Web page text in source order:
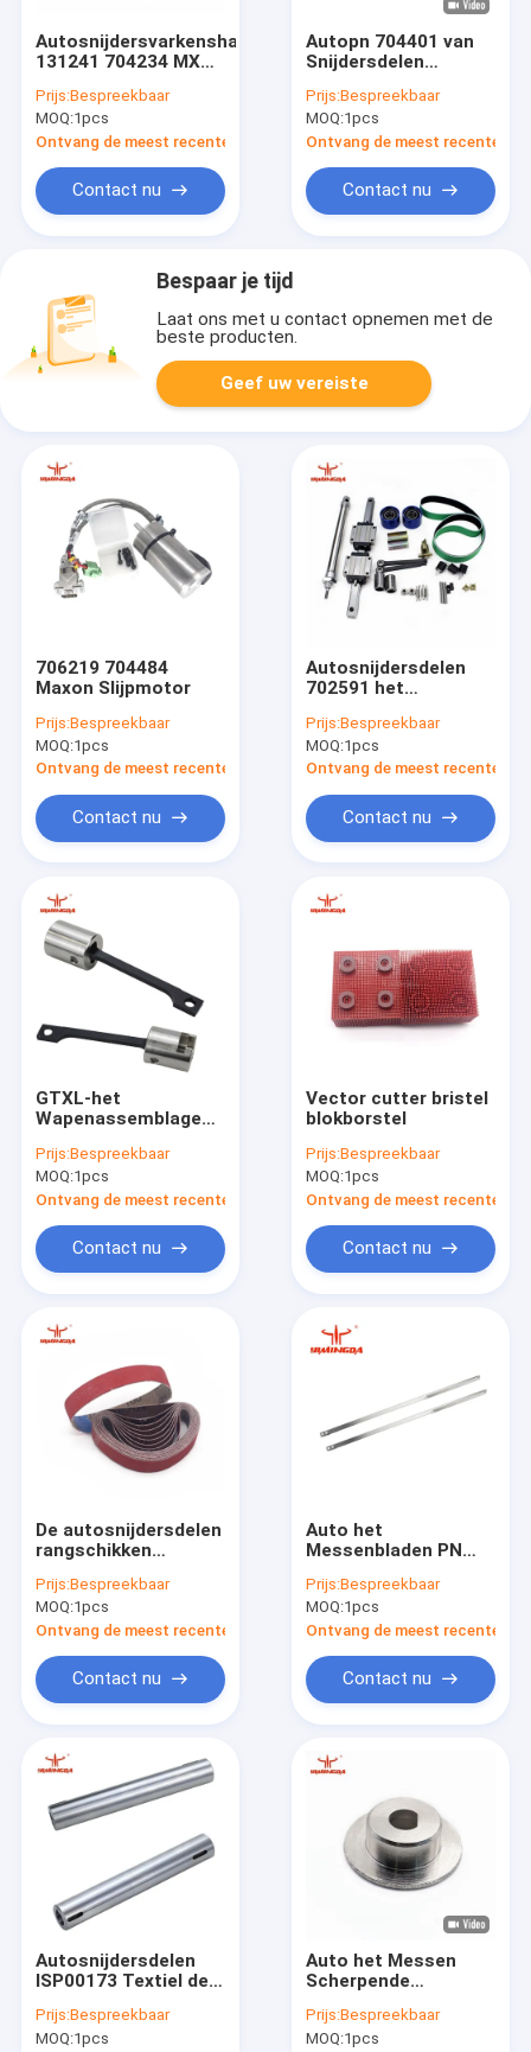
Thuis
Producten
Fabriekstocht
Kwaliteitscontrole
Nieuws
Gevallen
Autosnijdersdelen
De vector IX Delen van Q80 M88 MH8
De Delen van VT2500 VT5000 VT7000
Vervangstukken voor Bullmer
Autosnijdersvarkenshaar
131241 704234 MX
Blokborstel van het
Snijdersvarkenshaar
het Nylon
Prijs:Bespreekbaar
MOQ:1pcs
Ontvang de meest recente Prijs
Contact nu
Autopn 704401 van
Snijdersdelen
de Vector IX Delen
van Q80 M88 MH8
Prijs:Bespreekbaar
MOQ:1pcs
Ontvang de meest recente
Contact nu
Bespaar je tijd
Laat ons met u contact opnemen met de
beste producten.
Geef uw vereiste
706219 704484
Maxon Slijpmotor
Prijs:Bespreekbaar
MOQ:1pcs
Ontvang de meest recente Prijs
Contact nu
Autosnijdersdelen
702591 het
Cutting Machine
Parts van 2000H
VT50FA 2X7 VT5000
Prijs:Bespreekbaar
MOQ:1pcs
Ontvang de meest recente
Contact nu
GTXL-het
Wapenassemblage
Schuifschakelaar,
85971000
Textielvervangstukken
Prijs:Bespreekbaar
MOQ:1pcs
Ontvang de meest recente Prijs
Contact nu
Vector cutter bristel
blokborstel
Prijs:Bespreekbaar
MOQ:1pcs
Ontvang de meest recente
Contact nu
De autosnijdersdelen
rangschikken
P80
Snijmachinedelen die
Riem scherpen
Prijs:Bespreekbaar
MOQ:1pcs
Ontvang de meest recente Prijs
Contact nu
Auto het
Messenbladen PN
van het Snijdersmes
VT7000
Prijs:Bespreekbaar
MOQ:1pcs
Ontvang de meest recente
Contact nu
Autosnijdersdelen
ISP00173 Textiel de
Wartelbuis voor
Investronica
Prijs:Bespreekbaar
MOQ:1pcs
Auto het Messen
Scherpende
Snijdersdelen 38mm
Malende Wielen
Prijs:Bespreekbaar
MOQ:1pcs